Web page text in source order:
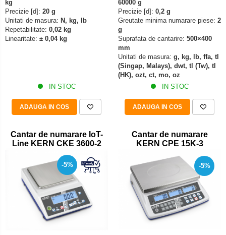
Set pentru compresiune
Set suruburi otel
Suporti
Altele
Carcase si genti
Condensator microscop
Filtru Lambda
Filtru microscop
Filtru Quartz wedge
Huse de protectie
kg
Precizie [d]: 20 g
Unitati de masura: N, kg, lb
Repetabilitate: 0,02 kg
Linearitate: ± 0,04 kg
IN STOC
ADAUGA IN COS
60000 g
Precizie [d]: 0,2 g
Greutate minima numarare piese: 2
g
Suprafata de cantarire: 500×400
mm
Unitati de masura: g, kg, lb, ffa, tl
(Singap, Malays), dwt, tl (Tw), tl
(HK), ozt, ct, mo, oz
IN STOC
ADAUGA IN COS
Cantar de numarare IoT-
Line KERN CKE 3600-2
-5%
Cantar de numarare
KERN CPE 15K-3
-5%